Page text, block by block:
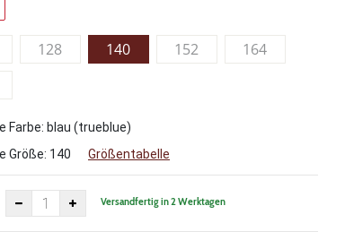
128 140 152
164
Farbe: blau (trueblue)
Größe: 140 Größentabelle
Versandfertig in 2 Werktagen